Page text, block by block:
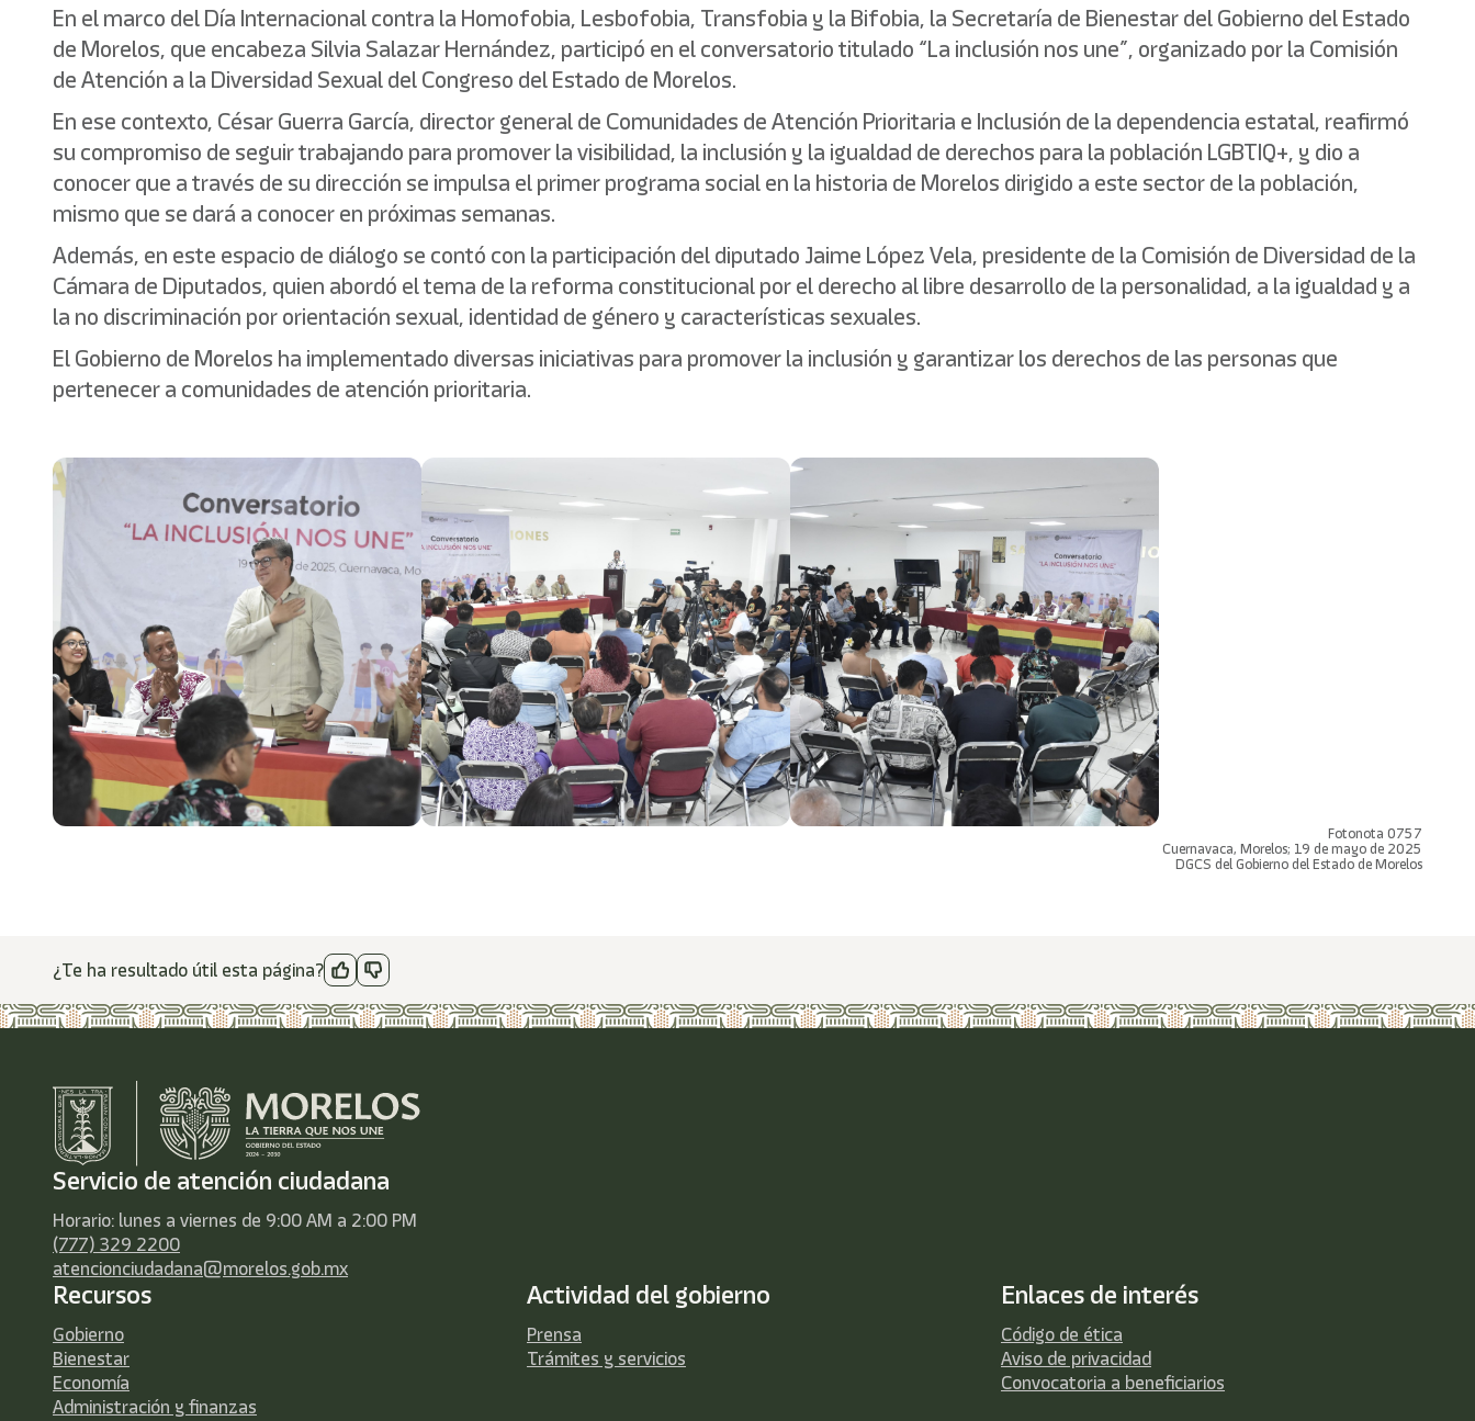
En el marco del Día Internacional contra la Homofobia, Lesbofobia, Transfobia y la Bifobia, la Secretaría de Bienestar del Gobierno del Estado
de Morelos, que encabeza Silvia Salazar Hernández, participó en el conversatorio titulado “La inclusión nos une”, organizado por la Comisión
de Atención a la Diversidad Sexual del Congreso del Estado de Morelos.
En ese contexto, César Guerra García, director general de Comunidades de Atención Prioritaria e Inclusión de la dependencia estatal, reafirmó
su compromiso de seguir trabajando para promover la visibilidad, la inclusión y la igualdad de derechos para la población LGBTIQ+, y dio a
conocer que a través de su dirección se impulsa el primer programa social en la historia de Morelos dirigido a este sector de la población,
mismo que se dará a conocer en próximas semanas.
Además, en este espacio de diálogo se contó con la participación del diputado Jaime López Vela, presidente de la Comisión de Diversidad de la
Cámara de Diputados, quien abordó el tema de la reforma constitucional por el derecho al libre desarrollo de la personalidad, a la igualdad y a
la no discriminación por orientación sexual, identidad de género y características sexuales.
El Gobierno de Morelos ha implementado diversas iniciativas para promover la inclusión y garantizar los derechos de las personas que
pertenecer a comunidades de atención prioritaria.
Fotonota 0757
Cuernavaca, Morelos; 19 de mayo de 2025
DGCS del Gobierno del Estado de Morelos
¿Te ha resultado útil esta página?
Servicio de atención ciudadana
Horario: lunes a viernes de 9:00 AM a 2:00 PM
(777) 329 2200
atencionciudadana@morelos.gob.mx
Recursos
Gobierno
Bienestar
Economía
Administración y finanzas
Actividad del gobierno
Prensa
Trámites y servicios
Enlaces de interés
Código de ética
Aviso de privacidad
Convocatoria a beneficiarios